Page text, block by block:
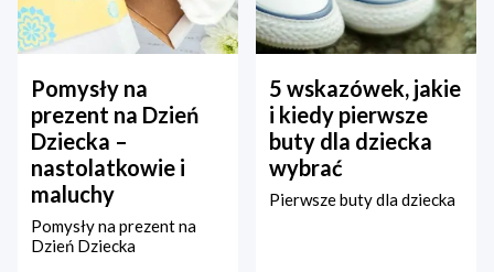
Pomysły na
prezent na Dzień
Dziecka –
nastolatkowie i
maluchy
Pomysły na prezent na
Dzień Dziecka
5 wskazówek, jakie
i kiedy pierwsze
buty dla dziecka
wybrać
Pierwsze buty dla dziecka